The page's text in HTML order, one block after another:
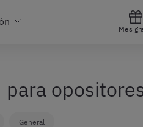
Mes
General